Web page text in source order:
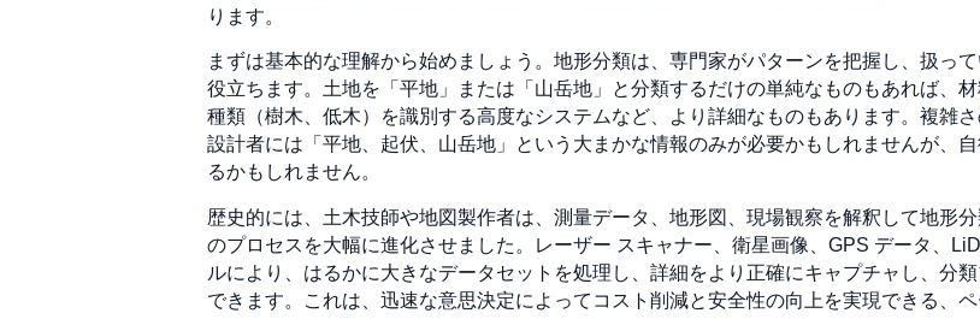
ります。
まずは基本的な理解から始めましょう。地形分類は、専門家がパターンを把握し、扱っ
役立ちます。土地を「平地」または「山岳地」と分類するだけの単純なものもあれば、
種類（樹木、低木）を識別する高度なシステムなど、より詳細なものもあります。複雑
設計者には「平地、起伏、山岳地」という大まかな情報のみが必要かもしれませんが、
るかもしれません。
歴史的には、土木技師や地図製作者は、測量データ、地形図、現場観察を解釈して地形
のプロセスを大幅に進化させました。レーザー スキャナー、衛星画像、GPS データ、
ルにより、はるかに大きなデータセットを処理し、詳細をより正確にキャプチャし、分
できます。これは、迅速な意思決定によってコスト削減と安全性の向上を実現できる、